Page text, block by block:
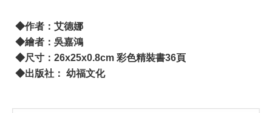
◆作者：艾德娜
◆繪者：吳嘉鴻
◆尺寸：26x25x0.8cm 彩色精裝書36頁
◆出版社： 幼福文化